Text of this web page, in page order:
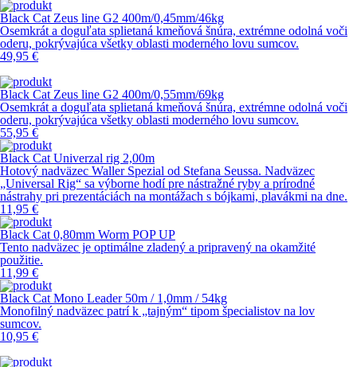
Black Cat Zeus line G2 400m/0,45mm/46kg
Osemkrát a doguľata splietaná kmeňová šnúra, extrémne odolná voči
oderu, pokrývajúca všetky oblasti moderného lovu sumcov.
49,95 €
Black Cat Zeus line G2 400m/0,55mm/69kg
Osemkrát a doguľata splietaná kmeňová šnúra, extrémne odolná voči
oderu, pokrývajúca všetky oblasti moderného lovu sumcov.
55,95 €
Black Cat Univerzal rig 2,00m
Hotový nadväzec Waller Spezial od Stefana Seussa. Nadväzec
„Universal Rig“ sa výborne hodí pre nástražné ryby a prírodné
nástrahy pri prezentáciách na montážach s bójkami, plavákmi na dne.
11,95 €
Black Cat 0,80mm Worm POP UP
Tento nadväzec je optimálne zladený a pripravený na okamžité
použitie.
11,99 €
Black Cat Mono Leader 50m / 1,0mm / 54kg
Monofilný nadväzec patrí k „tajným“ tipom špecialistov na lov
sumcov.
10,95 €